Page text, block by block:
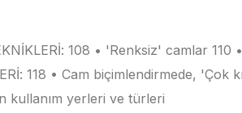
108 • 'Renksiz' camlar
118 • Cam biçimlendirmede, 'Çok
kullanım yerleri ve türleri